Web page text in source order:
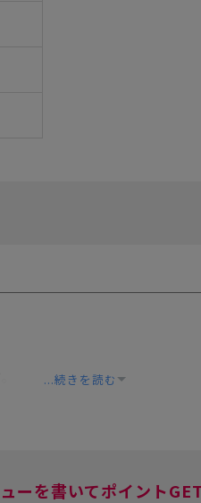
...続きを読む
ーを書いてポイントGET